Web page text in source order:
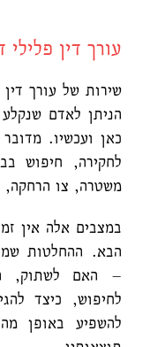
עורך דין פלילי
שירות של עורך
הניתן לאדם
כאן ועכשיו.
לחקירה, חיפוש
משטרה, צו הרחקה,
במצבים אלה אין
הבא. ההחלטות
– האם לשתוק,
לחיפוש, כיצד
להשפיע באופן